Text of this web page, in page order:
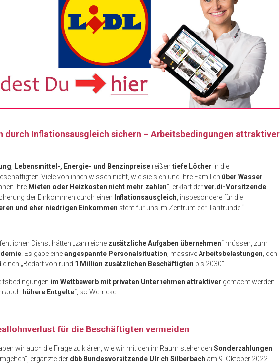
durch Inflationsausgleich sichern – Arbeitsbedingungen attraktiver
Lebensmittel-, Energie- und Benzinpreise reißen tiefe Löcher in die
Viele von ihnen wissen nicht, wie sie sich und ihre Familien über Wasser
ihre Mieten oder Heizkosten nicht mehr zahlen“, erklärt derver.di-Vorsitzende
der Einkommen durch einen Inflationsausgleich , insbesondere für die
und eher niedrigen Einkommen steht für uns im Zentrum der Tarifrunde.“
Dienst hätten „zahlreiche zusätzliche Aufgaben übernehmen“ müssen, zum
. Es gäbe eineangespannte Personalsituation , massiveArbeitsbelastungen , den
einen „Bedarf von rund 1 Million zusätzlichen Beschäftigten bis 2030“.
im Wettbewerb mit privaten Unternehmen attraktiver gemacht werden.
auch höhere Entgelte“, so Werneke.
für die Beschäftigten vermeiden
wir auch die Frage zu klären, wie wir mit den im Raum stehenden Sonderzahlungen
ergänzte der dbb Bundesvorsitzende Ulrich Silberbach am 9. Oktober 2022